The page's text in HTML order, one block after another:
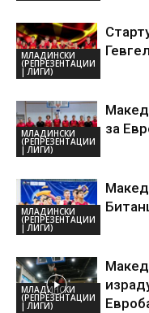
МЛАДИНСКИ
(РЕПРЕЗЕНТАЦИИ
| ЛИГИ)
МЛАДИНСКИ
(РЕПРЕЗЕНТАЦИИ
| ЛИГИ)
за
МЛАДИНСКИ
(РЕПРЕЗЕНТАЦИИ
| ЛИГИ)
МЛАДИНСКИ
(РЕПРЕЗЕНТАЦИИ
| ЛИГИ)